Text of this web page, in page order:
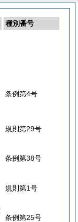
種別番号
条例第4号
規則第29号
条例第38号
規則第1号
条例第25号